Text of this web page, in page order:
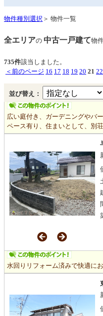
物件種別選択 ＞ 物件一覧
全エリアの 中古一戸建て物
735件該当しました。
＜前のページ 16 17 18 19 20 21 22
並び替え：
広い庭付き、ガーデニングやバ
ペース有り、住まいとして、別
水回りリフォーム済みで快適に